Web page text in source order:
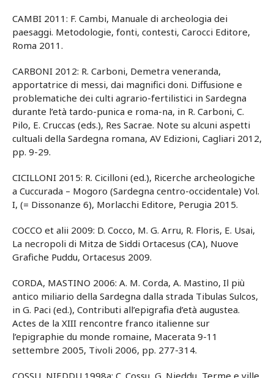
CAMBI 2011: F. Cambi, Manuale di archeologia dei
paesaggi. Metodologie, fonti, contesti, Carocci Editore,
Roma 2011.
CARBONI 2012: R. Carboni, Demetra veneranda,
apportatrice di messi, dai magnifici doni. Diffusione e
problematiche dei culti agrario-fertilistici in Sardegna
durante l’età tardo-punica e roma-na, in R. Carboni, C.
Pilo, E. Cruccas (eds.), Res Sacrae. Note su alcuni aspetti
cultuali della Sardegna romana, AV Edizioni, Cagliari 2012,
pp. 9-29.
CICILLONI 2015: R. Cicilloni (ed.), Ricerche archeologiche
a Cuccurada – Mogoro (Sardegna centro-occidentale) Vol.
I, (= Dissonanze 6), Morlacchi Editore, Perugia 2015.
COCCO et alii 2009: D. Cocco, M. G. Arru, R. Floris, E. Usai,
La necropoli di Mitza de Siddi Ortacesus (CA), Nuove
Grafiche Puddu, Ortacesus 2009.
CORDA, MASTINO 2006: A. M. Corda, A. Mastino, Il più
antico miliario della Sardegna dalla strada Tibulas Sulcos,
in G. Paci (ed.), Contributi all’epigrafia d’età augustea.
Actes de la XIII rencontre franco italienne sur
l’epigraphie du monde romaine, Macerata 9-11
settembre 2005, Tivoli 2006, pp. 277-314.